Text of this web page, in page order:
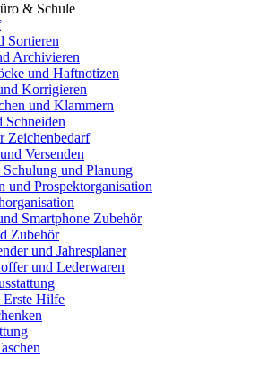
& Schule
Sortieren
Archivieren
und Haftnotizen
Korrigieren
und Klammern
Schneiden
Zeichenbedarf
Versenden
und Planung
und Prospektorganisation
Smartphone Zubehör
Zubehör
und Jahresplaner
und Lederwaren
Erste Hilfe